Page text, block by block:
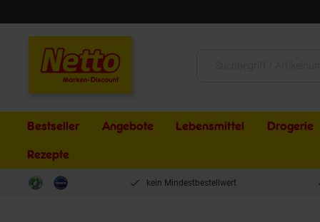
Bestseller Angebote Lebensmittel Drogerie
Rezepte
kein Mindestbestellwert